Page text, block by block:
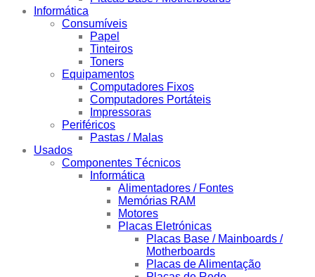
Informática
Consumíveis
Papel
Tinteiros
Toners
Equipamentos
Computadores Fixos
Computadores Portáteis
Impressoras
Periféricos
Pastas / Malas
Usados
Componentes Técnicos
Informática
Alimentadores / Fontes
Memórias RAM
Motores
Placas Eletrónicas
Placas Base / Mainboards /
Motherboards
Placas de Alimentação